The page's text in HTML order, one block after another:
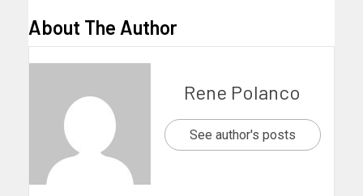
About The Author
Rene Polanco
See author's posts